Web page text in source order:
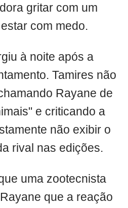
gritar com um
com medo.
à noite após a
Tamires não
Rayane de
e criticando a
não exibir o
rival nas edições.
uma zootecnista
que a reação